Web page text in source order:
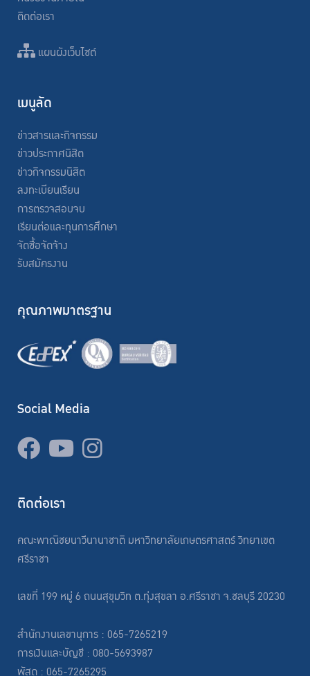
ติดต่อเรา
แผนผังเว็บไซต์
เมนูลัด
ข่าวสารและกิจกรรม
ข่าวประกาศนิสิต
ข่าวกิจกรรมนิสิต
ลงทะเบียนเรียน
การตรวจสอบจบ
เรียนต่อและทุนการศึกษา
จัดซื้อจัดจ้าง
รับสมัครงาน
คุณภาพมาตรฐาน
Social Media
ติดต่อเรา
คณะพาณิชยนาวีนานาชาติ มหาวิทยาลัยเกษตรศาสตร์ วิทยาเขต
ศรีราชา
เลขที่ 199 หมู่ 6 ถนนสุขุมวิท ต.ทุ่งสุขลา อ.ศรีราชา จ.ชลบุรี 20230
สำนักงานเลขานุการ : 065-7265219
การเงินและบัญชี : 080-5693987
พัสดุ : 065-7265295